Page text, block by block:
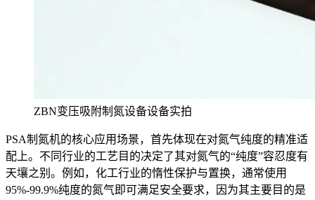
ZBN变压吸附制氮设备设备实拍
PSA制氮机的核心应用场景，首先体现在对氮气纯度的精准适
配上。不同行业的工艺目的决定了其对氮气的“纯度”容忍度有
天壤之别。例如，化工行业的惰性保护与置换，通常使用
95%-99.9%纯度的氮气即可满足安全要求，因为其主要目的是